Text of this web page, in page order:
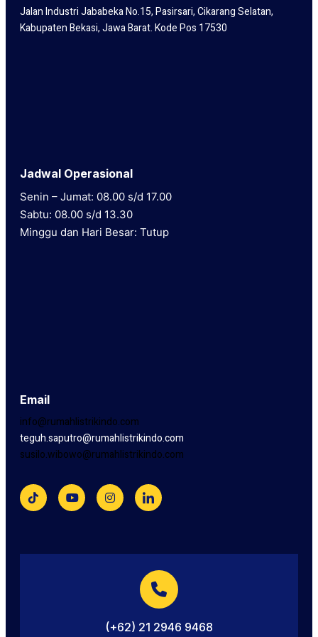
Jalan Industri Jababeka No.15, Pasirsari, Cikarang Selatan,
Kabupaten Bekasi, Jawa Barat. Kode Pos 17530
Jadwal Operasional
Senin – Jumat: 08.00 s/d 17.00
Sabtu: 08.00 s/d 13.30
Minggu dan Hari Besar: Tutup
Email
info@rumahlistrikindo.com
teguh.saputro@rumahlistrikindo.com
susilo.wibowo@rumahlistrikindo.com
(+62) 21 2946 9468